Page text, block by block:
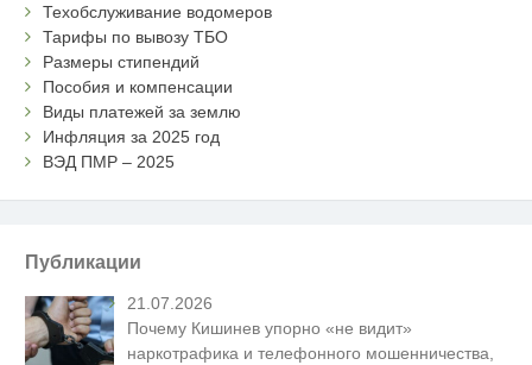
Техобслуживание водомеров
Тарифы по вывозу ТБО
Размеры стипендий
Пособия и компенсации
Виды платежей за землю
Инфляция за 2025 год
ВЭД ПМР – 2025
Публикации
21.07.2026
Почему Кишинев упорно «не видит»
наркотрафика и телефонного мошенничества,